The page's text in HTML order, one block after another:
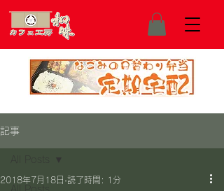
記事
2018年7月18日 読了時間: 1分